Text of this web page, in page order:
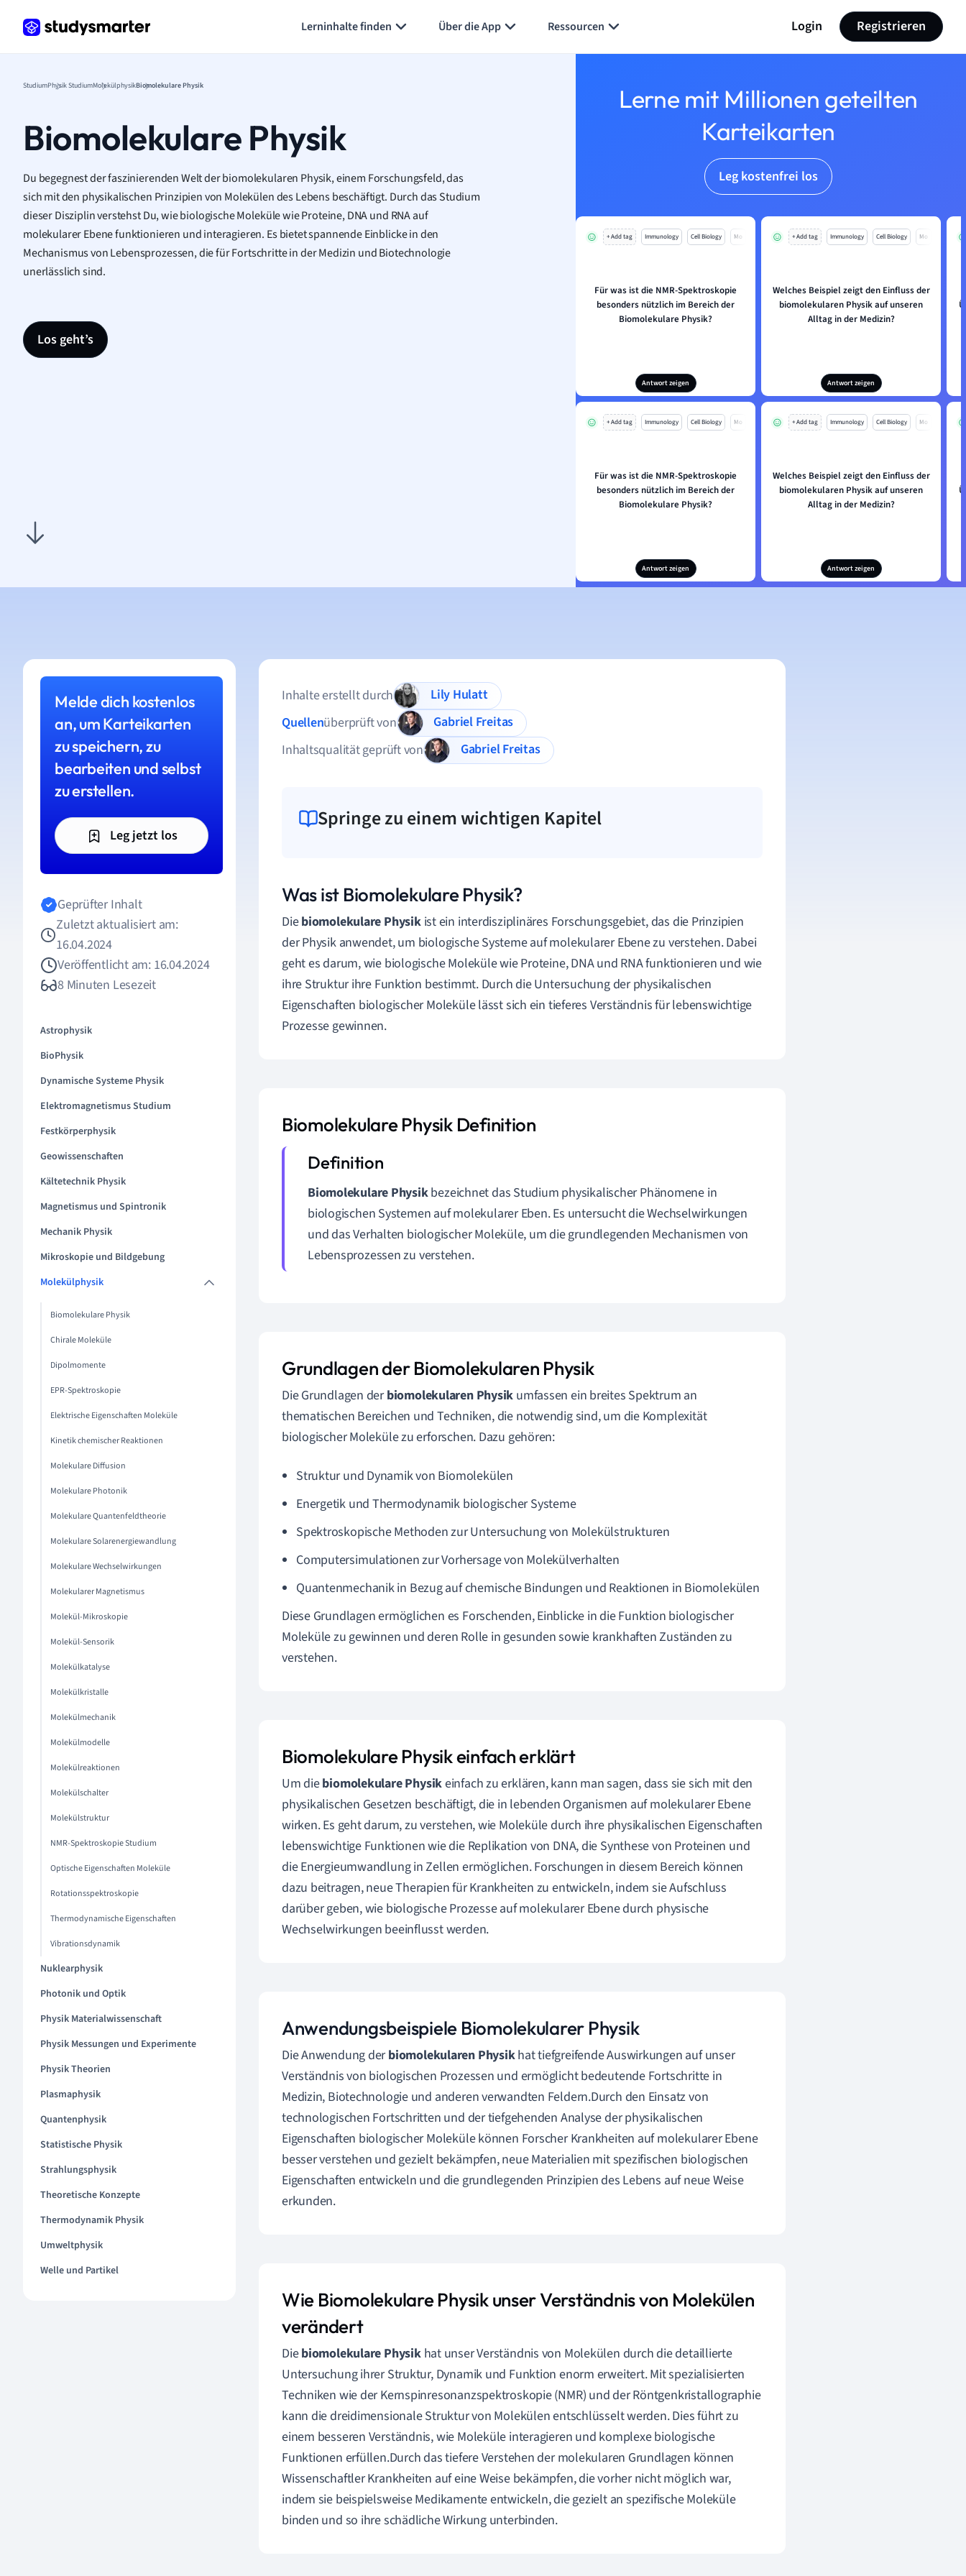
Lerninhalte finden Über die App Ressourcen Login Registrieren
StudiumPhysik StudiumMolekülphysikBiomolekulare Physik
Biomolekulare Physik
Du begegnest der faszinierenden Welt der biomolekularen Physik, einem Forschungsfeld, das
sich mit den physikalischen Prinzipien von Molekülen des Lebens beschäftigt. Durch das Studium
dieser Disziplin verstehst Du, wie biologische Moleküle wie Proteine, DNA und RNA auf
molekularer Ebene funktionieren und interagieren. Es bietet spannende Einblicke in den
Mechanismus von Lebensprozessen, die für Fortschritte in der Medizin und Biotechnologie
unerlässlich sind.
Los geht’s
Lerne mit Millionen geteilten
Karteikarten
Leg kostenfrei los
+ Add tag Immunology Cell Biology Mo
Für was ist die NMR-Spektroskopie
besonders nützlich im Bereich der
Biomolekulare Physik?
Antwort zeigen
+ Add tag Immunology Cell Biology Mo
Welches Beispiel zeigt den Einfluss der
biomolekularen Physik auf unseren
Alltag in der Medizin?
Antwort zeigen
+ Add tag Immunology Cell Biology Mo
Für was ist die NMR-Spektroskopie
besonders nützlich im Bereich der
Biomolekulare Physik?
Antwort zeigen
+ Add tag Immunology Cell Biology Mo
Welches Beispiel zeigt den Einfluss der
biomolekularen Physik auf unseren
Alltag in der Medizin?
Antwort zeigen
Melde dich kostenlos
an, um Karteikarten
zu speichern, zu
bearbeiten und selbst
zu erstellen.
Leg jetzt los
Geprüfter Inhalt
Zuletzt aktualisiert am:
16.04.2024
Veröffentlicht am: 16.04.2024
8 Minuten Lesezeit
Astrophysik
BioPhysik
Dynamische Systeme Physik
Elektromagnetismus Studium
Festkörperphysik
Geowissenschaften
Kältetechnik Physik
Magnetismus und Spintronik
Mechanik Physik
Mikroskopie und Bildgebung
Molekülphysik
Biomolekulare Physik
Chirale Moleküle
Dipolmomente
EPR-Spektroskopie
Elektrische Eigenschaften Moleküle
Kinetik chemischer Reaktionen
Molekulare Diffusion
Molekulare Photonik
Molekulare Quantenfeldtheorie
Molekulare Solarenergiewandlung
Molekulare Wechselwirkungen
Molekularer Magnetismus
Molekül-Mikroskopie
Molekül-Sensorik
Molekülkatalyse
Molekülkristalle
Molekülmechanik
Molekülmodelle
Molekülreaktionen
Molekülschalter
Molekülstruktur
NMR-Spektroskopie Studium
Optische Eigenschaften Moleküle
Rotationsspektroskopie
Thermodynamische Eigenschaften
Vibrationsdynamik
Nuklearphysik
Photonik und Optik
Physik Materialwissenschaft
Physik Messungen und Experimente
Physik Theorien
Plasmaphysik
Quantenphysik
Statistische Physik
Strahlungsphysik
Theoretische Konzepte
Thermodynamik Physik
Umweltphysik
Welle und Partikel
Inhalte erstellt durch
Lily Hulatt
Quellenüberprüft von
Gabriel Freitas
Inhaltsqualität geprüft von
Gabriel Freitas
Springe zu einem wichtigen Kapitel
Was ist Biomolekulare Physik?
Diebiomolekulare Physikist ein interdisziplinäres Forschungsgebiet, das die Prinzipien
der Physik anwendet, um biologische Systeme auf molekularer Ebene zu verstehen. Dabei
geht es darum, wie biologische Moleküle wie Proteine, DNA und RNA funktionieren und wie
ihre Struktur ihre Funktion bestimmt. Durch die Untersuchung der physikalischen
Eigenschaften biologischer Moleküle lässt sich ein tieferes Verständnis für lebenswichtige
Prozesse gewinnen.
Biomolekulare Physik Definition
Biomolekulare Physikbezeichnet das Studium physikalischer Phänomene in
biologischen Systemen auf molekularer Eben. Es untersucht die Wechselwirkungen
und das Verhalten biologischer Moleküle, um die grundlegenden Mechanismen von
Lebensprozessen zu verstehen.
Grundlagen der Biomolekularen Physik
Die Grundlagen derbiomolekularen Physik umfassen ein breites Spektrum an
thematischen Bereichen und Techniken, die notwendig sind, um die Komplexität
biologischer Moleküle zu erforschen. Dazu gehören:
Struktur und Dynamik von Biomolekülen
Energetik und Thermodynamik biologischer Systeme
Spektroskopische Methoden zur Untersuchung von Molekülstrukturen
Computersimulationen zur Vorhersage von Molekülverhalten
Quantenmechanik in Bezug auf chemische Bindungen und Reaktionen in Biomolekülen
Diese Grundlagen ermöglichen es Forschenden, Einblicke in die Funktion biologischer
Moleküle zu gewinnen und deren Rolle in gesunden sowie krankhaften Zuständen zu
verstehen.
Biomolekulare Physik einfach erklärt
Um diebiomolekulare Physikeinfach zu erklären, kann man sagen, dass sie sich mit den
physikalischen Gesetzen beschäftigt, die in lebenden Organismen auf molekularer Ebene
wirken. Es geht darum, zu verstehen, wie Moleküle durch ihre physikalischen Eigenschaften
lebenswichtige Funktionen wie die Replikation von DNA, die Synthese von Proteinen und
die Energieumwandlung in Zellen ermöglichen. Forschungen in diesem Bereich können
dazu beitragen, neue Therapien für Krankheiten zu entwickeln, indem sie Aufschluss
darüber geben, wie biologische Prozesse auf molekularer Ebene durch physische
Wechselwirkungen beeinflusst werden.
Anwendungsbeispiele Biomolekularer Physik
Die Anwendung derbiomolekularen Physikhat tiefgreifende Auswirkungen auf unser
Verständnis von biologischen Prozessen und ermöglicht bedeutende Fortschritte in
Medizin, Biotechnologie und anderen verwandten Feldern.Durch den Einsatz von
technologischen Fortschritten und der tiefgehenden Analyse der physikalischen
Eigenschaften biologischer Moleküle können Forscher Krankheiten auf molekularer Ebene
besser verstehen und gezielt bekämpfen, neue Materialien mit spezifischen biologischen
Eigenschaften entwickeln und die grundlegenden Prinzipien des Lebens auf neue Weise
erkunden.
Wie Biomolekulare Physik unser Verständnis von Molekülen
verändert
Diebiomolekulare Physikhat unser Verständnis von Molekülen durch die detaillierte
Untersuchung ihrer Struktur, Dynamik und Funktion enorm erweitert. Mit spezialisierten
Techniken wie der Kernspinresonanzspektroskopie (NMR) und der Röntgenkristallographie
kann die dreidimensionale Struktur von Molekülen entschlüsselt werden. Dies führt zu
einem besseren Verständnis, wie Moleküle interagieren und komplexe biologische
Funktionen erfüllen.Durch das tiefere Verstehen der molekularen Grundlagen können
Wissenschaftler Krankheiten auf eine Weise bekämpfen, die vorher nicht möglich war,
indem sie beispielsweise Medikamente entwickeln, die gezielt an spezifische Moleküle
binden und so ihre schädliche Wirkung unterbinden.